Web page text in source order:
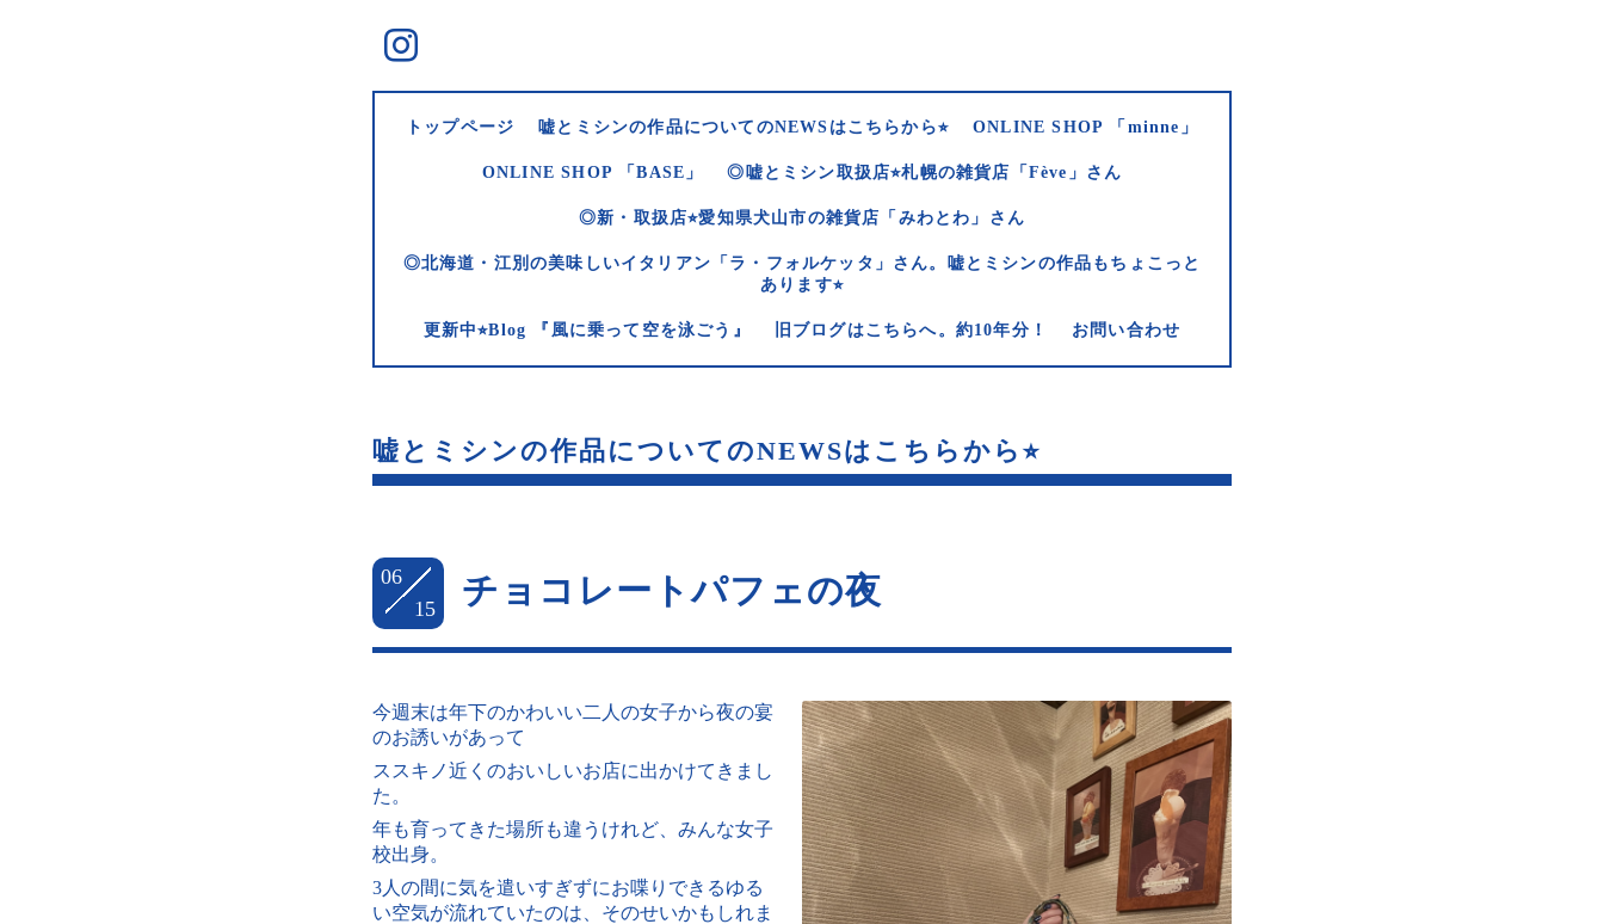
トップページ 嘘とミシンの作品についてのNEWSはこちらから⭐︎ ONLINE SHOP 「minne」
ONLINE SHOP 「BASE」 ◎嘘とミシン取扱店⭐︎札幌の雑貨店「Fève」さん
◎新・取扱店⭐︎愛知県犬山市の雑貨店「みわとわ」さん
◎北海道・江別の美味しいイタリアン「ラ・フォルケッタ」さん。嘘とミシンの作品もちょこっと
あります⭐︎
更新中⭐︎Blog 『風に乗って空を泳ごう』 旧ブログはこちらへ。約10年分！ お問い合わせ
嘘とミシンの作品についてのNEWSはこちらから⭐︎
06
15
チョコレートパフェの夜
今週末は年下のかわいい二人の女子から夜の宴
のお誘いがあって
ススキノ近くのおいしいお店に出かけてきまし
た。
年も育ってきた場所も違うけれど、みんな女子
校出身。
3人の間に気を遣いすぎずにお喋りできるゆる
い空気が流れていたのは、そのせいかもしれま